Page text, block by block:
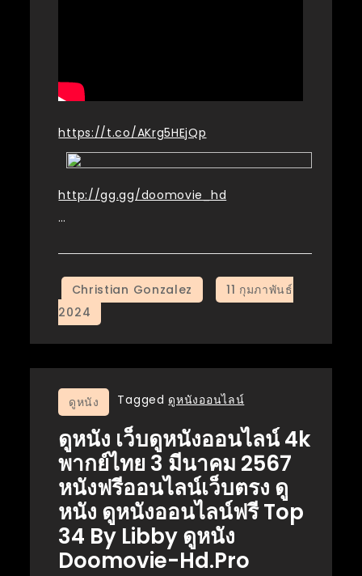
https://t.co/AKrg5HEjQp
http://gg.gg/doomovie_hd
…
ดูหนัง Tagged ดูหนังออนไลน์
ดูหนัง เว็บดูหนังออนไลน์ 4k
พากย์ไทย 3 มีนาคม 2567
หนังฟรีออนไลน์เว็บตรง ดู
หนัง ดูหนังออนไลน์ฟรี Top
34 By Libby ดูหนัง
Doomovie-Hd.pro